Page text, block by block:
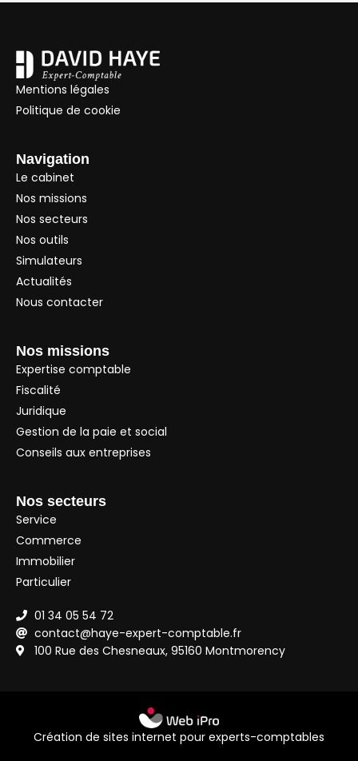
Mentions légales
Politique de cookie
Navigation
Le cabinet
Nos missions
Nos secteurs
Nos outils
Simulateurs
Actualités
Nous contacter
Nos missions
Expertise comptable
Fiscalité
Juridique
Gestion de la paie et social
Conseils aux entreprises
Nos secteurs
Service
Commerce
Immobilier
Particulier
01 34 05 54 72
contact@haye-expert-comptable.fr
100 Rue des Chesneaux, 95160 Montmorency
Création de sites internet pour experts-comptables